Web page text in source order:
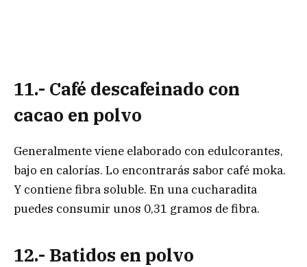
11.- Café descafeinado con
cacao en polvo
Generalmente viene elaborado con edulcorantes,
bajo en calorías. Lo encontrarás sabor café moka.
Y contiene fibra soluble. En una cucharadita
puedes consumir unos 0,31 gramos de fibra.
12.- Batidos en polvo